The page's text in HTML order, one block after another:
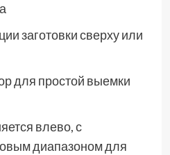
заготовки сверху или
для простой выемки
влево, с
диапазоном для